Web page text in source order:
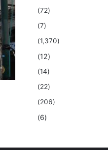
(72)
(7)
(1,370)
(12)
(14)
(22)
(206)
(6)